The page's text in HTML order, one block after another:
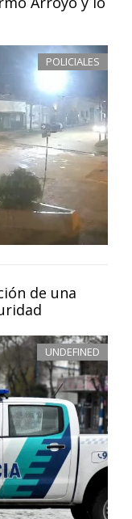
POLICIALES
de una
UNDEFINED